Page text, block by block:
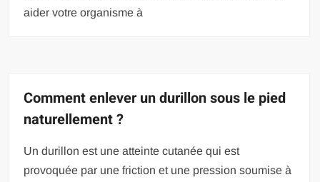
aider votre organisme à
Comment enlever un durillon sous le pied
naturellement ?
Un durillon est une atteinte cutanée qui est
provoquée par une friction et une pression soumise à